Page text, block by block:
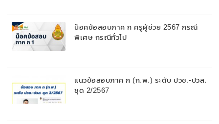
น็อคข้อสอบภาค ก ครูผู้ช่วย 2567 กรณี
พิเศษ กรณีทั่วไป
แนวข้อสอบภาค ก (ก.พ.) ระดับ ปวช.-ปวส.
ชุด 2/2567